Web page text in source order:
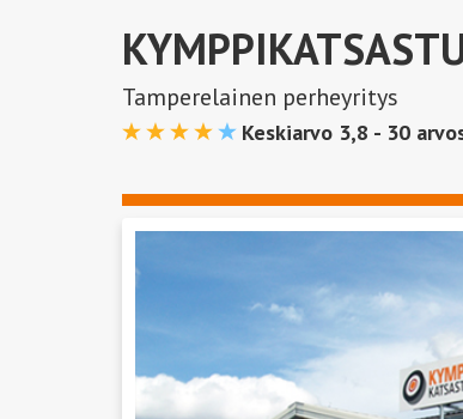
Tamperelainen perheyritys
Keskiarvo 3,8 - 30